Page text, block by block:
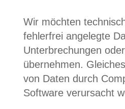
Wir möchten
fehlerfrei angelegte
Unterbrechungen
übernehmen.
von Daten durch
Software verursacht